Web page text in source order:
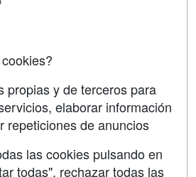
propias y de terceros para
elaborar información
repeticiones de anuncios
las cookies pulsando en
todas", rechazar todas las